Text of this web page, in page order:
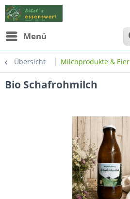
Menü
Übersicht Milchprodukte & Eier
Bio Schafrohmilch